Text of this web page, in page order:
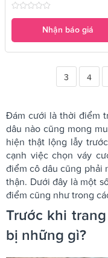
Nhận báo giá
3 4
Đám cưới là thời điểm
dâu nào cũng mong
hiện thật lộng lẫy
cạnh việc chọn váy
điểm cô dâu cũng phải
thận. Dưới đây là một
điểm cũng như trong
Trước khi
bị những gì?